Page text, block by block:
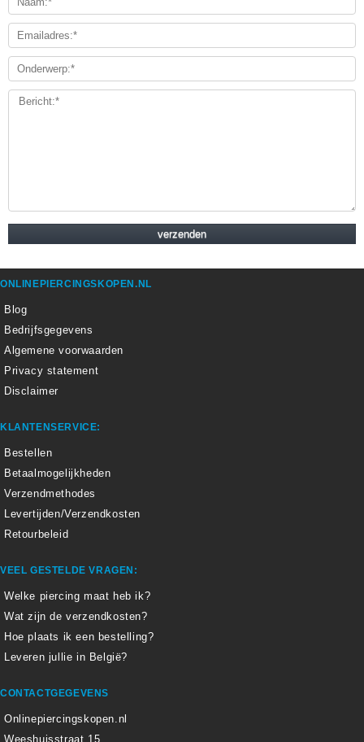
ONLINEPIERCINGSKOPEN.NL
Blog
Bedrijfsgegevens
Algemene voorwaarden
Privacy statement
Disclaimer
KLANTENSERVICE:
Bestellen
Betaalmogelijkheden
Verzendmethodes
Levertijden/Verzendkosten
Retourbeleid
VEEL GESTELDE VRAGEN:
Welke piercing maat heb ik?
Wat zijn de verzendkosten?
Hoe plaats ik een bestelling?
Leveren jullie in België?
CONTACTGEGEVENS
Onlinepiercingskopen.nl
Weeshuisstraat 15